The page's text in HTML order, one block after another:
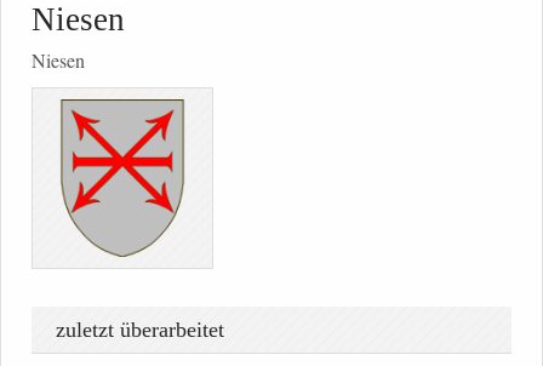
Niesen
Niesen
zuletzt überarbeitet